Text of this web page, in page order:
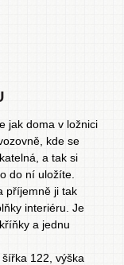
jak doma v ložnici
kde se
a tak si
do ní uložíte.
příjemně ji tak
interiéru. Je
a jednu
122, výška